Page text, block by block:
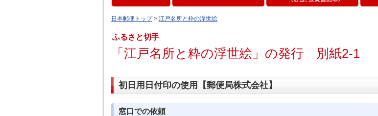
日本郵便トップ> 江戸名所と粋の浮世絵
ふるさと切手
「江戸名所と粋の浮世絵」の発行 別紙2-1
初日用日付印の使用【郵便局株式会社】
窓口での依頼